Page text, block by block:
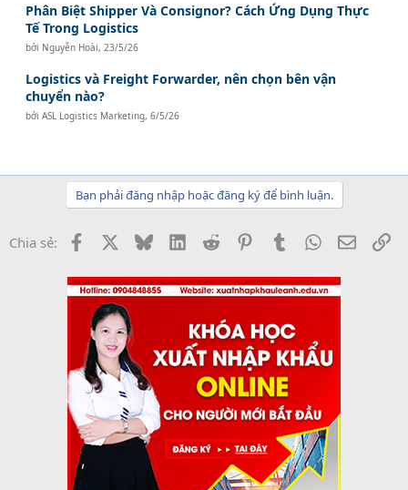
Phân Biệt Shipper Và Consignor? Cách Ứng Dụng Thực
Tế Trong Logistics
bởi Nguyễn Hoài, 23/5/26
Logistics và Freight Forwarder, nên chọn bên vận
chuyển nào?
bởiASL Logistics Marketing,6/5/26
Bạn phải đăng nhập hoặc đăng ký để bình luận.
Chia sẻ: Facebook BlueskyLinkedInReddit PinterestTumblrWhatsApp
Email